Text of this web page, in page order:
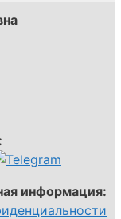
информация: